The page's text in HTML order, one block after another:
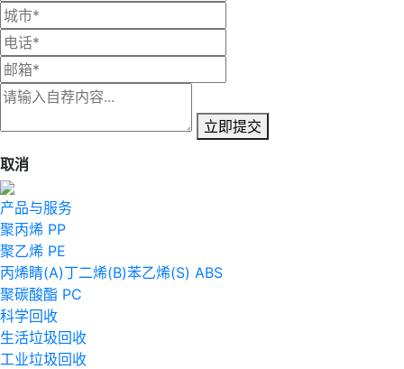
立即提交
取消
产品与服务
聚丙烯 PP
聚乙烯 PE
丙烯睛(A)丁二烯(B)苯乙烯(S) ABS
聚碳酸酯 PC
科学回收
生活垃圾回收
工业垃圾回收